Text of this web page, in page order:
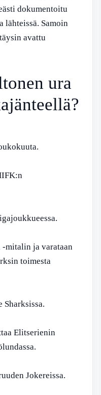
dokumentoitu
lähteissä. Samoin
avattu
ura
-mitalin ja varataan
toimesta
Sharksissa.
Elitserienin
Jokereissa.